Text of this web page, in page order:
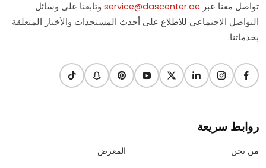
تواصل معنا عبر service@dascenter.ae وتابعنا على وسائل
التواصل الاجتماعي للاطلاع على أحدث المستجدات والأخبار المتعلقة
بخدماتنا.
روابط سريعة
من نحن المعرض